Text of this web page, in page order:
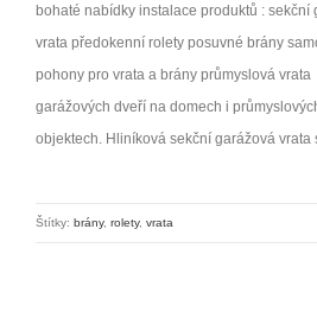
bohaté nabídky instalace produktů : sekční
vrata předokenní rolety posuvné brány
pohony pro vrata a brány průmyslová
garážových dveří na domech i
objektech. Hliníková sekční garážová vrata
Štítky: brány, rolety, vrata